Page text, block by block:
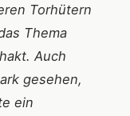
Torhütern
Thema
Auch
gesehen,
ein